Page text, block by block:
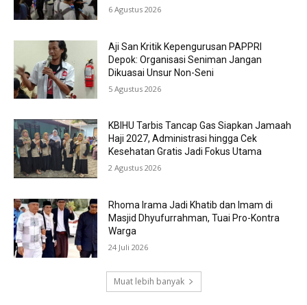
6 Agustus 2026
Aji San Kritik Kepengurusan PAPPRI
Depok: Organisasi Seniman Jangan
Dikuasai Unsur Non-Seni
5 Agustus 2026
KBIHU Tarbis Tancap Gas Siapkan Jamaah
Haji 2027, Administrasi hingga Cek
Kesehatan Gratis Jadi Fokus Utama
2 Agustus 2026
Rhoma Irama Jadi Khatib dan Imam di
Masjid Dhyufurrahman, Tuai Pro-Kontra
Warga
24 Juli 2026
Muat lebih banyak